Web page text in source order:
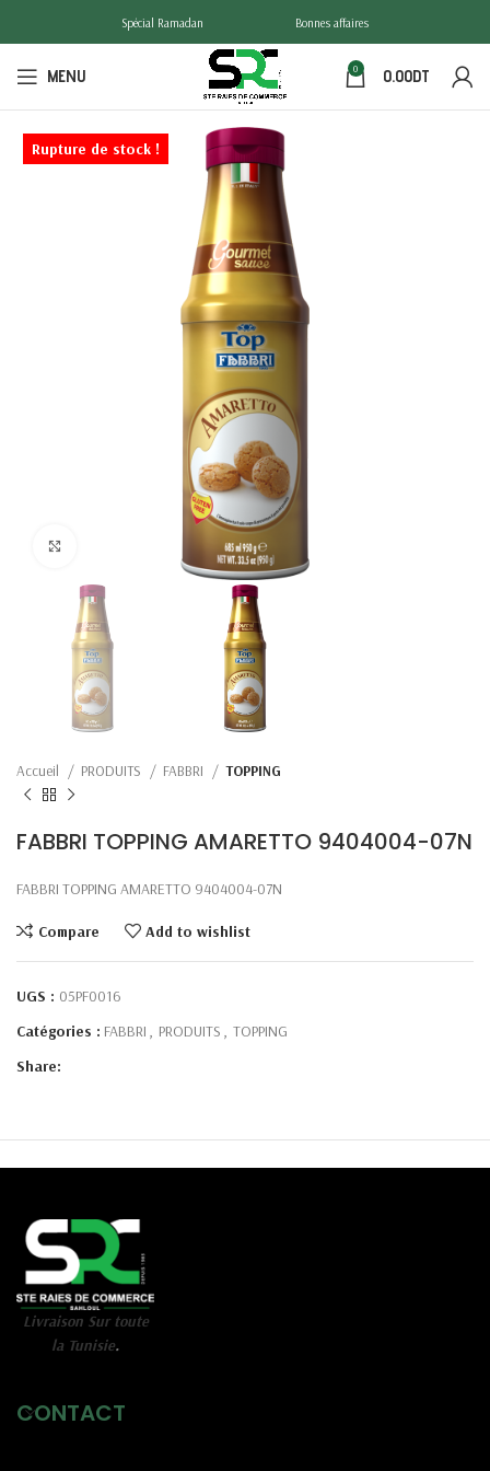
Spécial Ramadan Bonnes affaires
MENU 0 0.00DT
Rupture de stock !
Accueil PRODUITS FABBRI TOPPING
FABBRI TOPPING AMARETTO 9404004-07N
FABBRI TOPPING AMARETTO 9404004-07N
Compare Add to wishlist
UGS : 05PF0016
Catégories : FABBRI , PRODUITS , TOPPING
Share:
Livraison Sur toute
la Tunisie.
CONTACT